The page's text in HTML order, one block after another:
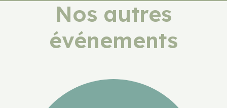
Nos autres
événements